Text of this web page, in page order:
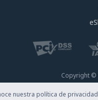
Copyright ©
nuestra política de